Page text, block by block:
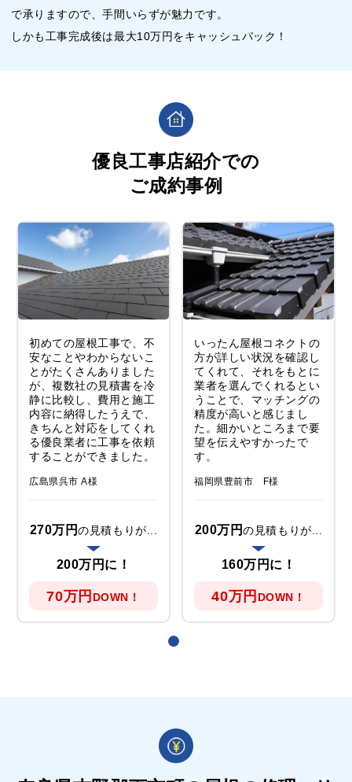
で承りますので、手間いらずが魅力です。
しかも工事完成後は最大10万円をキャッシュバック！
優良工事店紹介での
ご成約事例
初めての屋根工事で、不
安なことやわからないこ
とがたくさんありました
が、複数社の見積書を冷
静に比較し、費用と施工
内容に納得したうえで、
きちんと対応をしてくれ
る優良業者に工事を依頼
することができました。
広島県呉市 A様
270万円の見積もりが...
200万円に！
70万円 DOWN！
いったん屋根コネクトの
方が詳しい状況を確認し
てくれて、それをもとに
業者を選んでくれるとい
うことで、マッチングの
精度が高いと感じまし
た。細かいところまで要
望を伝えやすかったで
す。
福岡県豊前市 F様
200万円の見積もりが...
160万円に！
40万円 DOWN！